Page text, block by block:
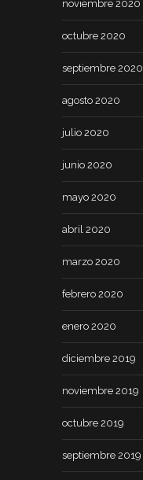
noviembre 2020
octubre 2020
septiembre 2020
agosto 2020
julio 2020
junio 2020
mayo 2020
abril 2020
marzo 2020
febrero 2020
enero 2020
diciembre 2019
noviembre 2019
octubre 2019
septiembre 2019